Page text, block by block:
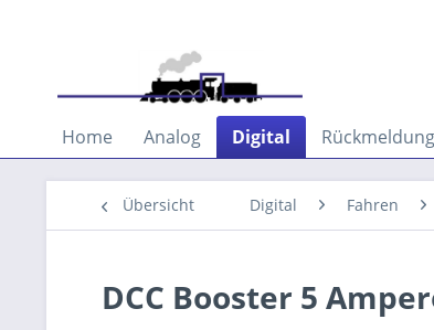
Home Analog Digital Rückmeldung
Übersicht Digital Fahren
DCC Booster 5